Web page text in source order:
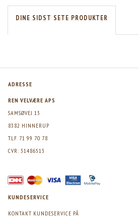
DINE SIDST SETE PRODUKTER
ADRESSE
REN VELVÆRE APS
SAMSØVEJ 13
8382 HINNERUP
TLF. 71 99 70 78
CVR: 31486513
KUNDESERVICE
KONTAKT KUNDESERVICE PÅ